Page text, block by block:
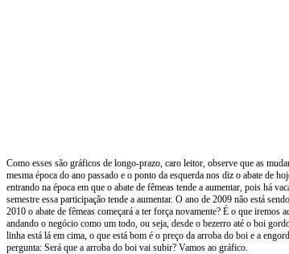
Como esses são gráficos de longo-prazo, caro leitor, observe que as
mesma época do ano passado e o ponto da esquerda nos diz o abate de
entrando na época em que o abate de fêmeas tende a aumentar, pois há
semestre essa participação tende a aumentar. O ano de 2009 não está
2010 o abate de fêmeas começará a ter força novamente? É o que
andando o negócio como um todo, ou seja, desde o bezerro até o boi
linha está lá em cima, o que está bom é o preço da arroba do boi e a
pergunta: Será que a arroba do boi vai subir? Vamos ao gráfico.